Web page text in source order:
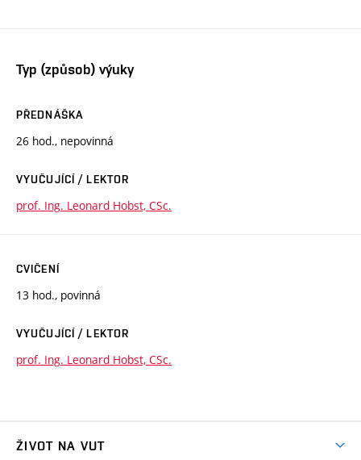
Typ (způsob) výuky
PŘEDNÁŠKA
26 hod., nepovinná
VYUČUJÍCÍ / LEKTOR
prof. Ing. Leonard Hobst, CSc.
CVIČENÍ
13 hod., povinná
VYUČUJÍCÍ / LEKTOR
prof. Ing. Leonard Hobst, CSc.
ŽIVOT NA VUT